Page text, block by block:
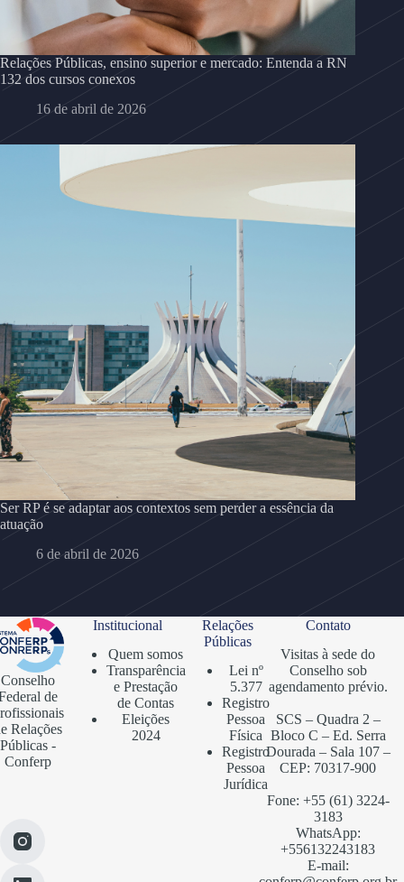
Relações Públicas, ensino superior e mercado: Entenda a RN
132 dos cursos conexos
16 de abril de 2026
Ser RP é se adaptar aos contextos sem perder a essência da
atuação
6 de abril de 2026
Conselho
de
Relações
Públicas -
Conferp
Institucional
Quem somos
Transparência
e Prestação
de Contas
Eleições
2024
Relações
Públicas
Lei nº
5.377
Registro
Pessoa
Física
Registro
Pessoa
Jurídica
Contato
Visitas à sede do
Conselho sob
agendamento prévio.
SCS – Quadra 2 –
Bloco C – Ed. Serra
Dourada – Sala 107 –
CEP: 70317-900
Fone: +55 (61) 3224-
3183
WhatsApp:
+556132243183
E-mail: